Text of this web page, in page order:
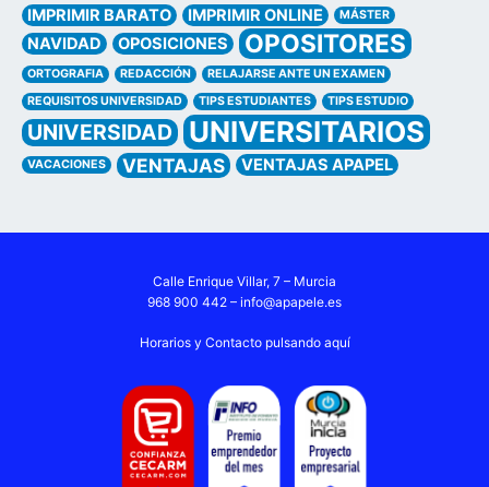
IMPRIMIR BARATO
IMPRIMIR ONLINE MÁSTER
NAVIDAD OPOSICIONES OPOSITORES
ORTOGRAFIA REDACCIÓN
RELAJARSE ANTE UN EXAMEN
REQUISITOS UNIVERSIDAD
TIPS ESTUDIANTES TIPS ESTUDIO
UNIVERSIDAD UNIVERSITARIOS
VACACIONES VENTAJAS VENTAJAS APAPEL
Calle Enrique Villar, 7 – Murcia
968 900 442 – info@apapele.es
Horarios y Contacto pulsando aquí